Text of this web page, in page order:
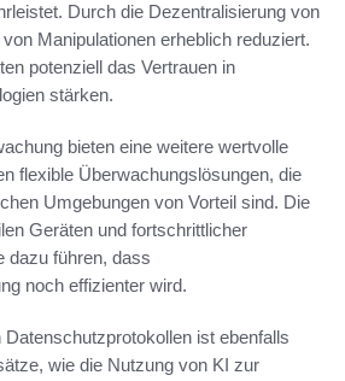
Durch die Dezentralisierung von
Manipulationen erheblich reduziert.
potenziell das Vertrauen in
stärken.
bieten eine weitere wertvolle
flexible Überwachungslösungen, die
Umgebungen von Vorteil sind. Die
Geräten und fortschrittlicher
dazu führen, dass
noch effizienter wird.
ist ebenfalls
wie die Nutzung von KI zur